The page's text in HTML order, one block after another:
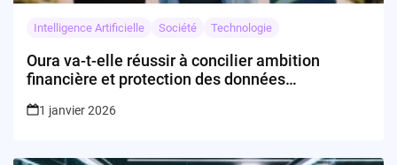
Intelligence Artificielle Société Technologie
Oura va-t-elle réussir à concilier ambition
financière et protection des données
1 janvier 2026